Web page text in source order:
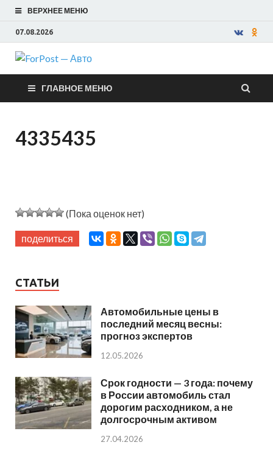
ВЕРХНЕЕ МЕНЮ
07.08.2026
ForPost —
Авто
ГЛАВНОЕ МЕНЮ
4335435
(Пока оценок нет)
поделиться
СТАТЬИ
Автомобильные цены в
последний месяц весны:
прогноз экспертов
12.05.2026
Срок годности — 3 года: почему
в России автомобиль стал
дорогим расходником, а не
долгосрочным активом
27.04.2026